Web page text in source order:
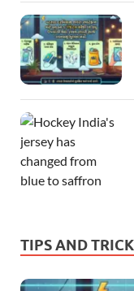
TIPS AND